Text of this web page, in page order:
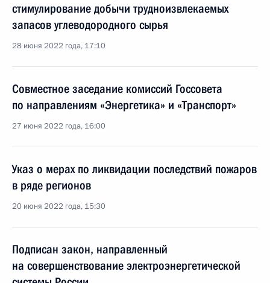
стимулирование добычи трудноизвлекаемых
запасов углеводородного сырья
28 июня 2022 года, 17:10
Cовместное заседание комиссий Госcовета
по направлениям «Энергетика» и «Транспорт»
27 июня 2022 года, 16:00
Указ о мерах по ликвидации последствий пожаров
в ряде регионов
20 июня 2022 года, 15:30
Подписан закон, направленный
на совершенствование электроэнергетической